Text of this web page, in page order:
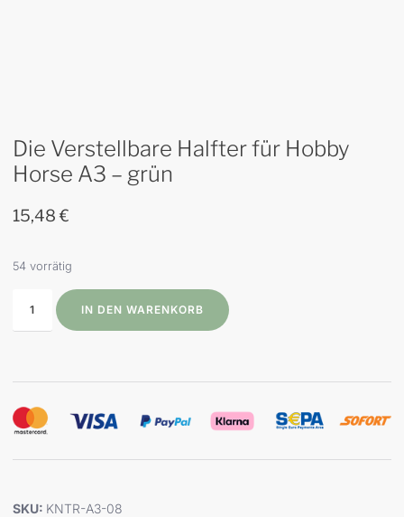
Die Verstellbare Halfter für Hobby
Horse A3 – grün
15,48€
54 vorrätig
IN DEN WARENKORB
SKU: KNTR-A3-08